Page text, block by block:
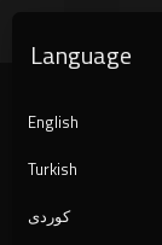
Player
Language
English
Turkish
کوردی